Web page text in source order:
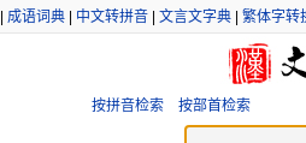
成语词典 中文转拼音 文言文字典 繁体字转
按拼音检索 按部首检索